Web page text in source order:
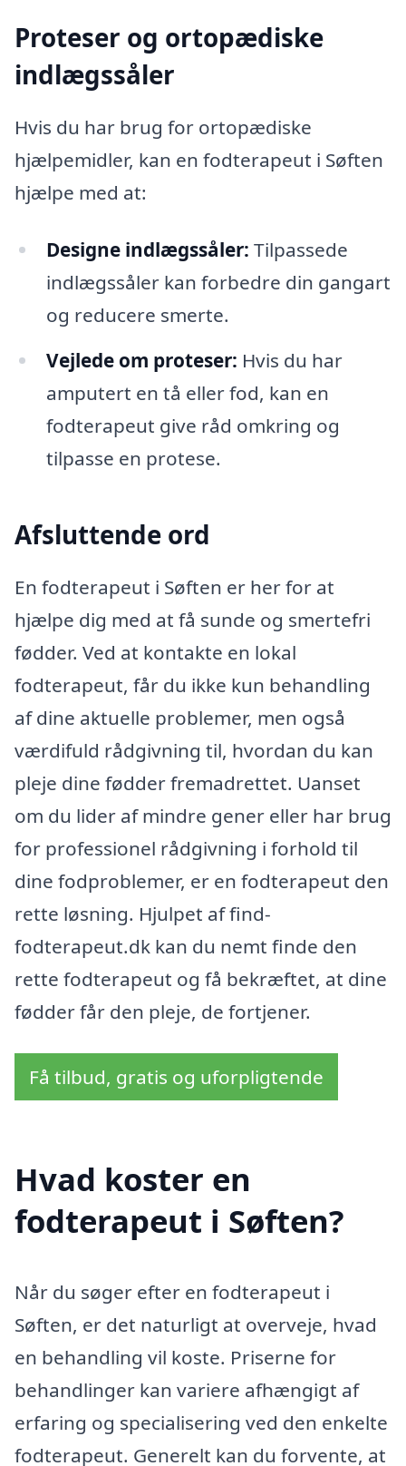
Proteser og ortopædiske
indlægssåler
Hvis du har brug for ortopædiske
hjælpemidler, kan en fodterapeut i Søften
hjælpe med at:
Designe indlægssåler: Tilpassede
indlægssåler kan forbedre din gangart
og reducere smerte.
Vejlede om proteser: Hvis du har
amputert en tå eller fod, kan en
fodterapeut give råd omkring og
tilpasse en protese.
Afsluttende ord
En fodterapeut i Søften er her for at
hjælpe dig med at få sunde og smertefri
fødder. Ved at kontakte en lokal
fodterapeut, får du ikke kun behandling
af dine aktuelle problemer, men også
værdifuld rådgivning til, hvordan du kan
pleje dine fødder fremadrettet. Uanset
om du lider af mindre gener eller har brug
for professionel rådgivning i forhold til
dine fodproblemer, er en fodterapeut den
rette løsning. Hjulpet af find-
fodterapeut.dk kan du nemt finde den
rette fodterapeut og få bekræftet, at dine
fødder får den pleje, de fortjener.
Få tilbud, gratis og uforpligtende
Hvad koster en
fodterapeut i Søften?
Når du søger efter en fodterapeut i
Søften, er det naturligt at overveje, hvad
en behandling vil koste. Priserne for
behandlinger kan variere afhængigt af
erfaring og specialisering ved den enkelte
fodterapeut. Generelt kan du forvente, at